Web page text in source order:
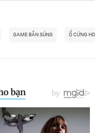
GAME BẮN SÚNG Ổ CỨNG HDD